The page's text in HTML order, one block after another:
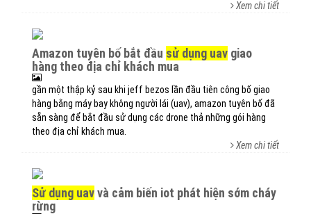
Xem chi tiết
amazon tuyên bố bắt đầu sử dụng uav giao
hàng theo địa chỉ khách mua
gần một thập kỷ sau khi jeff bezos lần đầu tiên công bố giao
hàng bằng máy bay không người lái (uav), amazon tuyên bố đã
sẵn sàng để bắt đầu sử dụng các drone thả những gói hàng
theo địa chỉ khách mua.
Xem chi tiết
sử dụng uavvà cảm biến iot phát hiện sớm cháy
rừng